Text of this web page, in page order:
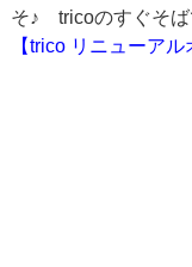
そ♪ tricoのすぐそば
【trico リニューア